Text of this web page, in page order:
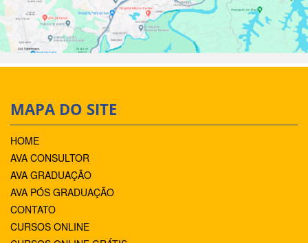
MAPA DO SITE
HOME
AVA CONSULTOR
AVA GRADUAÇÃO
AVA PÓS GRADUAÇÃO
CONTATO
CURSOS ONLINE